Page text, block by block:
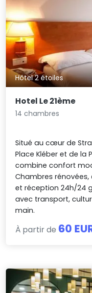
Hôtel 2 étoiles
Hotel Le 21ème
14 chambres
Situé au cœur de
Place Kléber et de la
combine confort
Chambres
et réception 24h/24
avec transport,
main.
À partir de 60